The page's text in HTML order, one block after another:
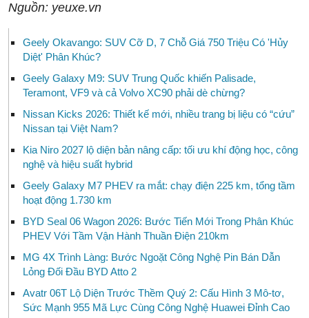
Nguồn: yeuxe.vn
Geely Okavango: SUV Cỡ D, 7 Chỗ Giá 750 Triệu Có 'Hủy
Diệt' Phân Khúc?
Geely Galaxy M9: SUV Trung Quốc khiến Palisade,
Teramont, VF9 và cả Volvo XC90 phải dè chừng?
Nissan Kicks 2026: Thiết kế mới, nhiều trang bị liệu có “cứu”
Nissan tại Việt Nam?
Kia Niro 2027 lộ diện bản nâng cấp: tối ưu khí động học, công
nghệ và hiệu suất hybrid
Geely Galaxy M7 PHEV ra mắt: chạy điện 225 km, tổng tầm
hoạt động 1.730 km
BYD Seal 06 Wagon 2026: Bước Tiến Mới Trong Phân Khúc
PHEV Với Tầm Vận Hành Thuần Điện 210km
MG 4X Trình Làng: Bước Ngoặt Công Nghệ Pin Bán Dẫn
Lỏng Đối Đầu BYD Atto 2
Avatr 06T Lộ Diện Trước Thềm Quý 2: Cấu Hình 3 Mô-tơ,
Sức Mạnh 955 Mã Lực Cùng Công Nghệ Huawei Đỉnh Cao